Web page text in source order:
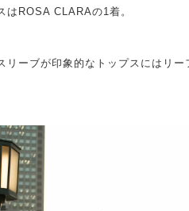
はROSA CLARAの1着。
リーブが印象的なトップスにはリ